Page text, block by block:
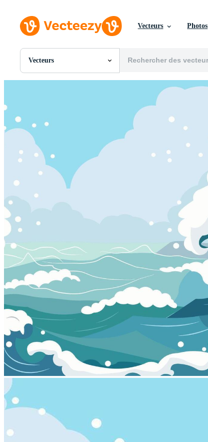
Vecteurs Photos
Vecteurs
Toutes Images
Modèles
Motion graphics
Images Éditoriales
Événements Éditoriaux